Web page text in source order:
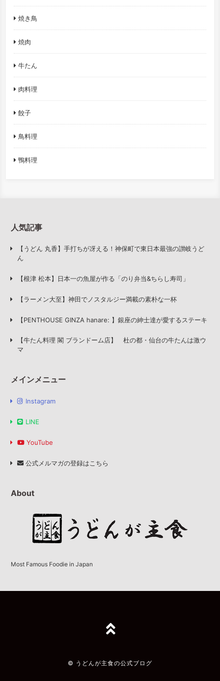
焼き鳥
焼肉
牛たん
肉料理
餃子
鳥料理
鴨料理
人気記事
【うどん 丸香】手打ちが冴える！神保町で東日本最強の讃岐うど
ん
【根津 松本】日本一の魚屋が作る「のり弁当&ちらし寿司」
【ラーメン大至】神田でノスタルジー満載の素朴な一杯
【PENTHOUSE GINZA hanare: 】銀座の紳士達が愛するステーキ
【牛たん料理 閣 ブランドーム店】 杜の都・仙台の牛たんは激ウ
マ
メインメニュー
Instagram
LINE
YouTube
公式メルマガの登録はこちら
About
Most Famous Foodie in Japan
TOPへ
© うどんが主食の公式ブログ